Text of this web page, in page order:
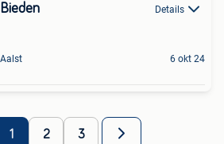
Bieden Details
Aalst 6 okt 24
1 2 3